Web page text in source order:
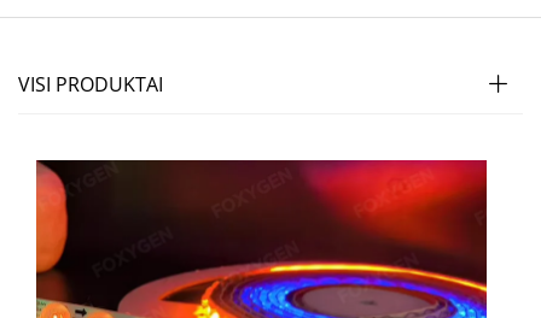
VISI PRODUKTAI